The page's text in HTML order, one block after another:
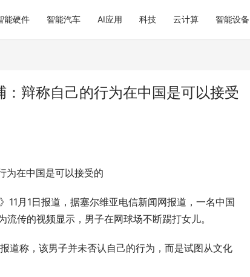
能硬件 智能汽车 AI应用 科技 云计算 智能设备
辩称自己的行为在中国是可以接受
为在中国是可以接受的
月1日报道，据塞尔维亚电信新闻网报道，一名中国
传的视频显示，男子在网球场不断踢打女儿。
道称，该男子并未否认自己的行为，而是试图从文化